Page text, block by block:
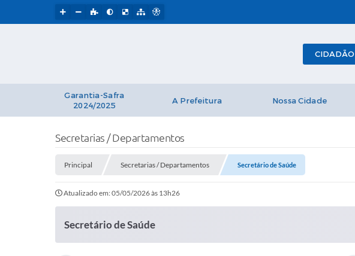
CIDADÃO
Garantia-Safra
2024/2025
A Prefeitura Nossa Cidade
Secretarias / Departamentos
Principal Secretarias / Departamentos Secretário de Saúde
Atualizado em: 05/05/2026 às 13h26
Secretário de Saúde